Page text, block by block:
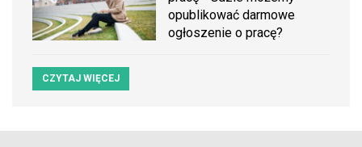
opublikować darmowe
ogłoszenie o pracę?
CZYTAJ WIĘCEJ